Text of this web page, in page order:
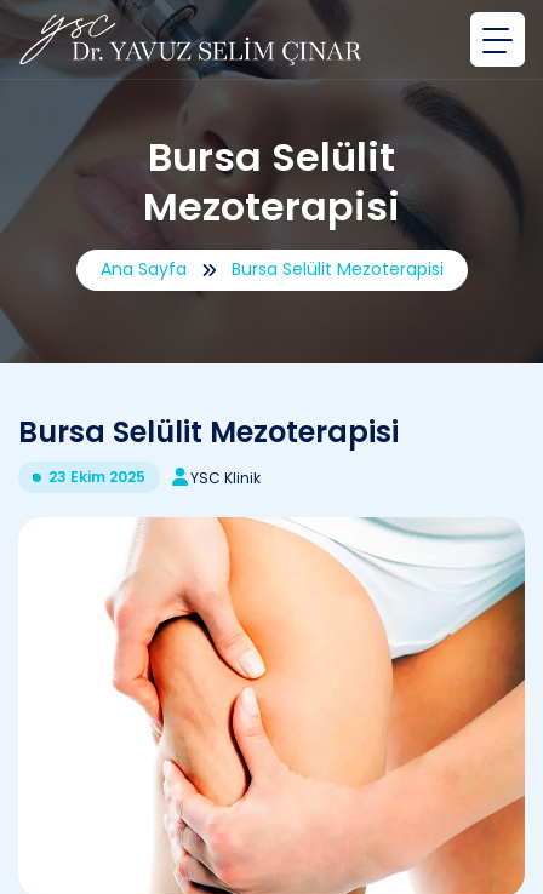
Bursa Selülit
Mezoterapisi
Ana Sayfa Bursa Selülit Mezoterapisi
Bursa Selülit Mezoterapisi
23 Ekim 2025 YSC Klinik